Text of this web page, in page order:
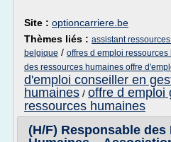
Site : optioncarriere.be
Thèmes liés : assistant
belgique / offres d emploi
des ressources humaines offre
d'emploi conseiller en
humaines / offre d emploi
ressources humaines
(H/F) Responsable